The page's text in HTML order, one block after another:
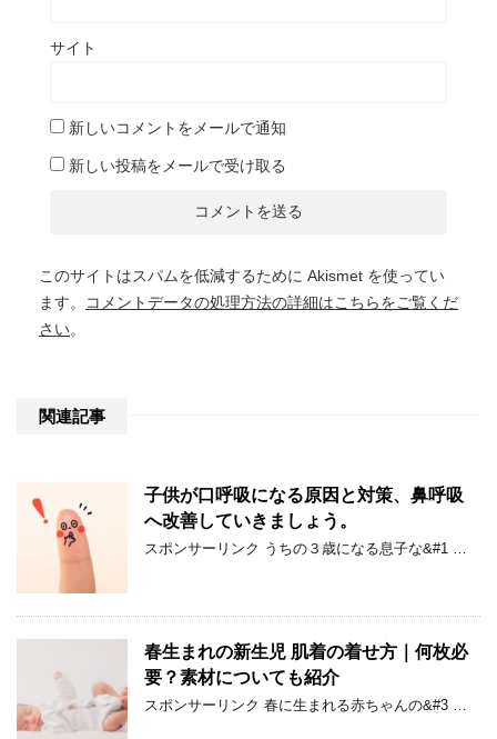
サイト
新しいコメントをメールで通知
新しい投稿をメールで受け取る
このサイトはスパムを低減するために Akismet を使ってい
ます。
コメントデータの処理方法の詳細はこちらをご覧くだ
さい。
関連記事
子供が口呼吸になる原因と対策、鼻呼吸
へ改善していきましょう。
スポンサーリンク うちの３歳になる息子な&#1 …
春生まれの新生児 肌着の着せ方｜何枚必
要？素材についても紹介
スポンサーリンク 春に生まれる赤ちゃんの&#3 …